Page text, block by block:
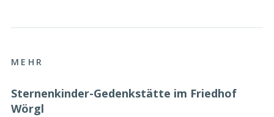
MEHR
Sternenkinder-Gedenkstätte im Friedhof
Wörgl